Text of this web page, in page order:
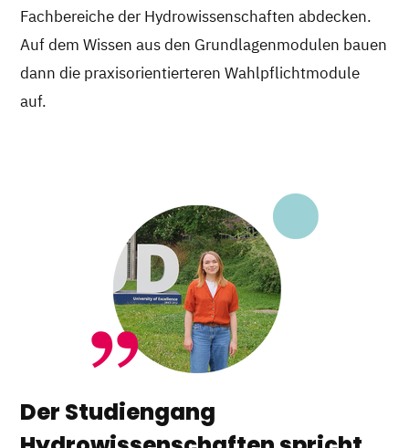
Fachbereiche der Hydrowissenschaften abdecken.
Auf dem Wissen aus den Grundlagenmodulen bauen
dann die praxisorientierteren Wahlpflichtmodule
auf.
Der Studiengang